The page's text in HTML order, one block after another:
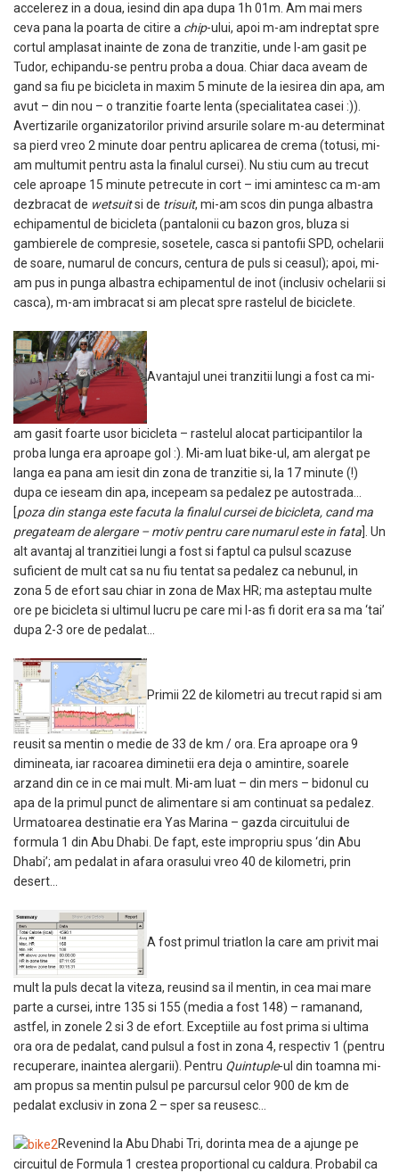
accelerez in a doua, iesind din apa dupa 1h 01m. Am mai mers
ceva pana la poarta de citire a chip-ului, apoi m-am indreptat spre
cortul amplasat inainte de zona de tranzitie, unde l-am gasit pe
Tudor, echipandu-se pentru proba a doua. Chiar daca aveam de
gand sa fiu pe bicicleta in maxim 5 minute de la iesirea din apa, am
avut – din nou – o tranzitie foarte lenta (specialitatea casei :)).
Avertizarile organizatorilor privind arsurile solare m-au determinat
sa pierd vreo 2 minute doar pentru aplicarea de crema (totusi, mi-
am multumit pentru asta la finalul cursei). Nu stiu cum au trecut
cele aproape 15 minute petrecute in cort – imi amintesc ca m-am
dezbracat de wetsuitsi de trisuit, mi-am scos din punga albastra
echipamentul de bicicleta (pantalonii cu bazon gros, bluza si
gambierele de compresie, sosetele, casca si pantofii SPD, ochelarii
de soare, numarul de concurs, centura de puls si ceasul); apoi, mi-
am pus in punga albastra echipamentul de inot (inclusiv ochelarii si
casca), m-am imbracat si am plecat spre rastelul de biciclete.
Avantajul unei tranzitii lungi a fost ca mi-
am gasit foarte usor bicicleta – rastelul alocat participantilor la
proba lunga era aproape gol :). Mi-am luat bike-ul, am alergat pe
langa ea pana am iesit din zona de tranzitie si, la 17 minute (!)
dupa ce ieseam din apa, incepeam sa pedalez pe autostrada…
[poza din stanga este facuta la finalul cursei de bicicleta, cand ma
pregateam de alergare – motiv pentru care numarul este in fata ]. Un
alt avantaj al tranzitiei lungi a fost si faptul ca pulsul scazuse
suficient de mult cat sa nu fiu tentat sa pedalez ca nebunul, in
zona 5 de efort sau chiar in zona de Max HR; ma asteptau multe
ore pe bicicleta si ultimul lucru pe care mi l-as fi dorit era sa ma ‘tai’
dupa 2-3 ore de pedalat…
Primii 22 de kilometri au trecut rapid si am
reusit sa mentin o medie de 33 de km / ora. Era aproape ora 9
dimineata, iar racoarea diminetii era deja o amintire, soarele
arzand din ce in ce mai mult. Mi-am luat – din mers – bidonul cu
apa de la primul punct de alimentare si am continuat sa pedalez.
Urmatoarea destinatie era Yas Marina – gazda circuitului de
formula 1 din Abu Dhabi. De fapt, este impropriu spus ‘din Abu
Dhabi’; am pedalat in afara orasului vreo 40 de kilometri, prin
desert…
A fost primul triatlon la care am privit mai
mult la puls decat la viteza, reusind sa il mentin, in cea mai mare
parte a cursei, intre 135 si 155 (media a fost 148) – ramanand,
astfel, in zonele 2 si 3 de efort. Exceptiile au fost prima si ultima
ora ora de pedalat, cand pulsul a fost in zona 4, respectiv 1 (pentru
recuperare, inaintea alergarii). Pentru Quintuple-ul din toamna mi-
am propus sa mentin pulsul pe parcursul celor 900 de km de
pedalat exclusiv in zona 2 – sper sa reusesc…
Revenind la Abu Dhabi Tri, dorinta mea de a ajunge pe
circuitul de Formula 1 crestea proportional cu caldura. Probabil ca